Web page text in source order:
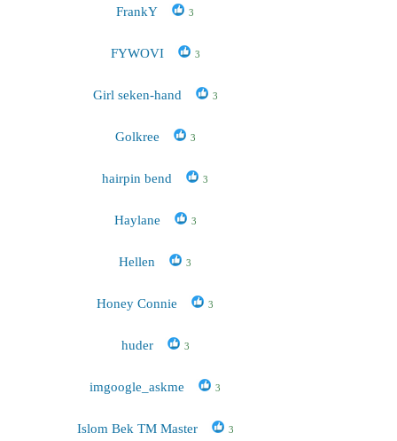
FrankY 3
FYWOVI 3
Girl seken-hand 3
Golkree 3
hairpin bend 3
Haylane 3
Hellen 3
Honey Connie 3
huder 3
imgoogle_askme 3
Islom Bek TM Master 3